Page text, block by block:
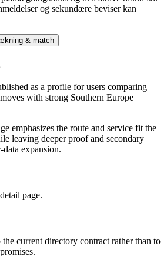
og sekundære beviser kan
& match
as a profile for users comparing
with strong Southern Europe
emphasizes the route and service fit the
leaving deeper proof and secondary
expansion.
page.
current directory contract rather than to